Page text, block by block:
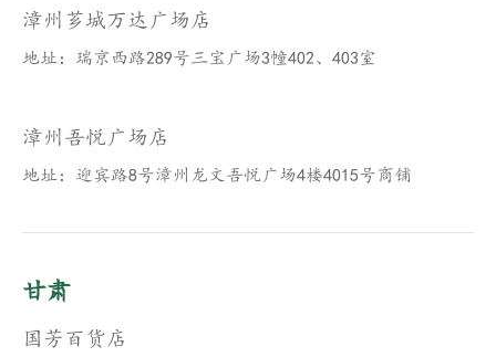
漳州芗城万达广场店
地址：瑞京西路289号三宝广场3幢402、403室
漳州吾悦广场店
地址：迎宾路8号漳州龙文吾悦广场4楼4015号商铺
甘肃
国芳百货店